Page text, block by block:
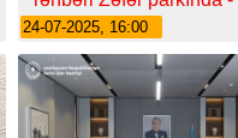
24-07-2025, 16:00